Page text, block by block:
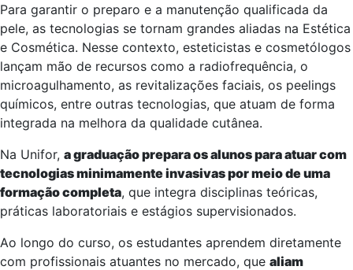
Para garantir o preparo e a manutenção qualificada da
pele, as tecnologias se tornam grandes aliadas na Estética
e Cosmética. Nesse contexto, esteticistas e cosmetólogos
lançam mão de recursos como a radiofrequência, o
microagulhamento, as revitalizações faciais, os peelings
químicos, entre outras tecnologias, que atuam de forma
integrada na melhora da qualidade cutânea.
Na Unifor, a graduação prepara os alunos para atuar com
tecnologias minimamente invasivas por meio de uma
formação completa, que integra disciplinas teóricas,
práticas laboratoriais e estágios supervisionados.
Ao longo do curso, os estudantes aprendem diretamente
com profissionais atuantes no mercado, que aliam